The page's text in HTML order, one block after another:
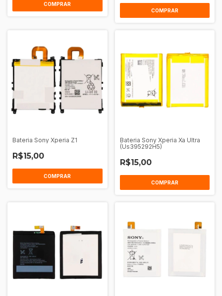
COMPRAR
COMPRAR
Bateria Sony Xperia Z1
R$15,00
COMPRAR
Bateria Sony Xperia Xa Ultra
(Us395292H5)
R$15,00
COMPRAR